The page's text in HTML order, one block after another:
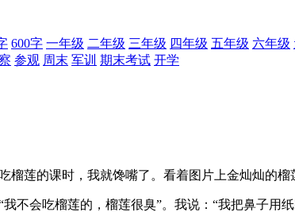
600字 一年级 二年级 三年级 四年级 五年级 六年级
参观 周末 军训 期末考试 开学
的课时，我就馋嘴了。看着图片上金灿灿的榴
会吃榴莲的，榴莲很臭”。我说：“我把鼻子用